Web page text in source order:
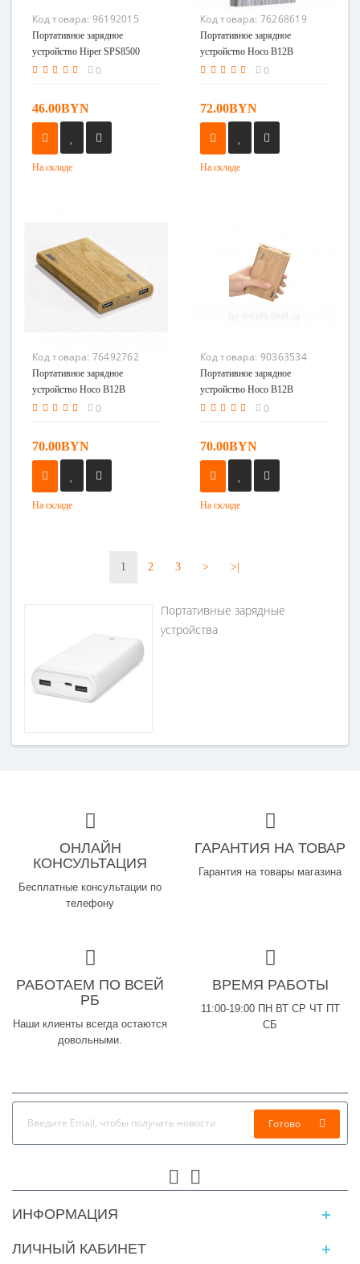
Код товара: 96192015
Портативное зарядное
устройство Hiper SPS8500
черный
0
46.00BYN
На складе
Код товара: 76268619
Портативное зарядное
устройство Hoco B12B
0
72.00BYN
На складе
Код товара: 76492762
Портативное зарядное
устройство Hoco B12B
(дерево)
0
70.00BYN
На складе
Код товара: 90363534
Портативное зарядное
устройство Hoco B12B
(дерево)
0
70.00BYN
На складе
1 2 3 > >|
Портативные зарядные
устройства
ОНЛАЙН
КОНСУЛЬТАЦИЯ
Бесплатные консультации по
телефону
ГАРАНТИЯ НА ТОВАР
Гарантия на товары магазина
РАБОТАЕМ ПО ВСЕЙ
РБ
Наши клиенты всегда остаются
довольными.
ВРЕМЯ РАБОТЫ
11:00-19:00 ПН ВТ СР ЧТ ПТ
СБ
Готово
ИНФОРМАЦИЯ
ЛИЧНЫЙ КАБИНЕТ